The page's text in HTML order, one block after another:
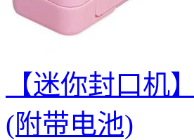
【迷你封口机
(附带电池)